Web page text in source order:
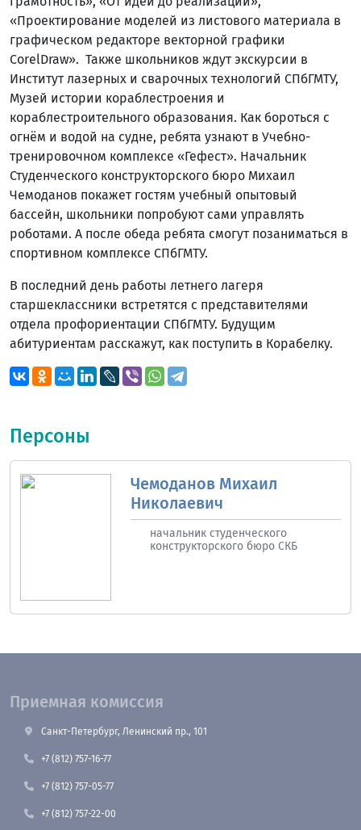
«Проектирование моделей из листового материала в
графическом редакторе векторной графики
CorelDraw». Также школьников ждут экскурсии в
Институт лазерных и сварочных технологий СПбГМТУ,
Музей истории кораблестроения и
кораблестроительного образования. Как бороться с
огнём и водой на судне, ребята узнают в Учебно-
тренировочном комплексе «Гефест». Начальник
Студенческого конструкторского бюро Михаил
Чемоданов покажет гостям учебный опытовый
бассейн, школьники попробуют сами управлять
роботами. А после обеда ребята смогут позаниматься в
спортивном комплексе СПбГМТУ.
В последний день работы летнего лагеря
старшеклассники встретятся с представителями
отдела профориентации СПбГМТУ. Будущим
абитуриентам расскажут, как поступить в Корабелку.
Персоны
Чемоданов Михаил
Николаевич
начальник студенческого
конструкторского бюро СКБ
Приемная комиссия
Санкт-Петербург, Ленинский пр., 101
+7 (812) 757-16-77
+7 (812) 757-05-77
+7 (812) 757-22-00